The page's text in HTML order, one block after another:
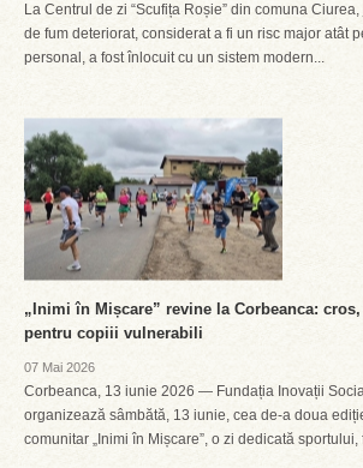
La Centrul de zi “Scufița Roșie” din comuna
de fum deteriorat, considerat a fi un risc major atât
personal, a fost înlocuit cu un sistem modern...
„Inimi în Mișcare” revine la Corbeanca:
pentru copiii vulnerabili
07 Mai 2026
Corbeanca, 13 iunie 2026 — Fundația Inovații
organizează sâmbătă, 13 iunie, cea de-a doua
comunitar „Inimi în Mișcare”, o zi dedicată